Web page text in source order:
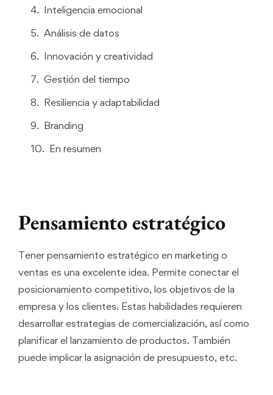
Inteligencia emocional
Análisis de datos
Innovación y creatividad
Gestión del tiempo
Resiliencia y adaptabilidad
Branding
En resumen
Pensamiento estratégico
Tener pensamiento estratégico en marketing o
ventas es una excelente idea. Permite conectar el
posicionamiento competitivo, los objetivos de la
empresa y los clientes. Estas habilidades requieren
desarrollar estrategias de comercialización, así como
planificar el lanzamiento de productos. También
puede implicar la asignación de presupuesto, etc.